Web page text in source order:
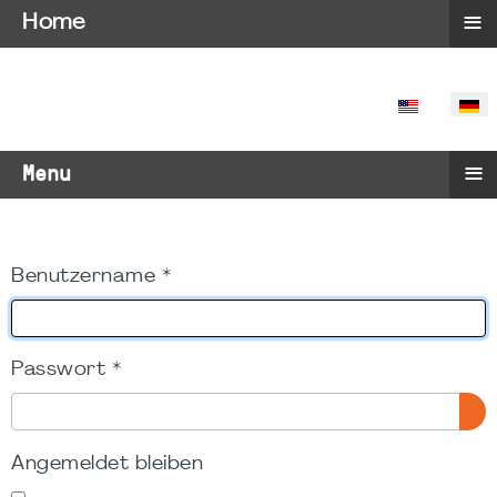
SPRACHE
Menu ≡
Benutzername *
Passwort *
Angemeldet bleiben
Home ≡